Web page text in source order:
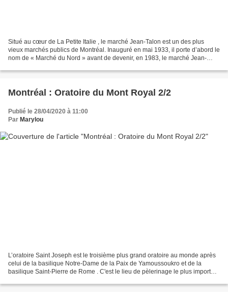
Situé au cœur de La Petite Italie , le marché Jean-Talon est un des plus
vieux marchés publics de Montréal. Inauguré en mai 1933, il porte d’abord le
nom de « Marché du Nord » avant de devenir, en 1983, le marché Jean-
Montréal : Oratoire du Mont Royal 2/2
Publié le 28/04/2020 à 11:00
Par Marylou
L’oratoire Saint Joseph est le troisième plus grand oratoire au monde après
celui de la basilique Notre-Dame de la Paix de Yamoussoukro et de la
basilique Saint-Pierre de Rome . C'est le lieu de pèlerinage le plus important